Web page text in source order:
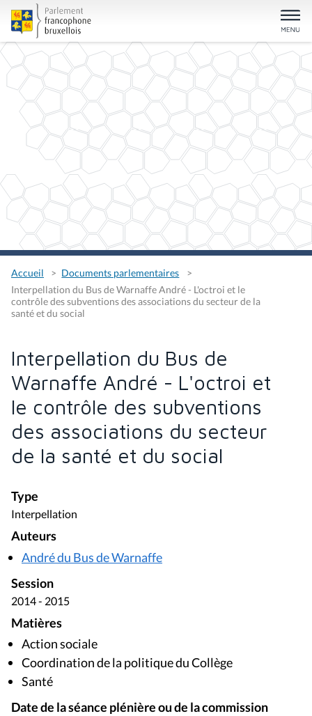
Accueil
Documents parlementaires
Interpellation du Bus de Warnaffe André - L'octroi et le
contrôle des subventions des associations du secteur de la
santé et du social
Interpellation du Bus de
Warnaffe André - L'octroi et
le contrôle des subventions
des associations du secteur
de la santé et du social
Type
Interpellation
Auteurs
André du Bus de Warnaffe
Session
2014 - 2015
Matières
Action sociale
Coordination de la politique du Collège
Santé
Date de la séance plénière ou de la commission